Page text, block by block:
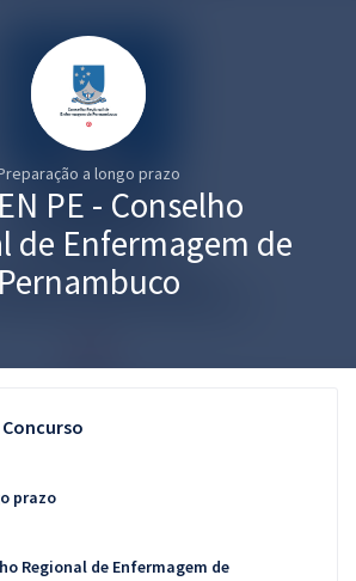
a longo prazo
PE - Conselho
de Enfermagem de
Pernambuco
prazo
Regional de Enfermagem de